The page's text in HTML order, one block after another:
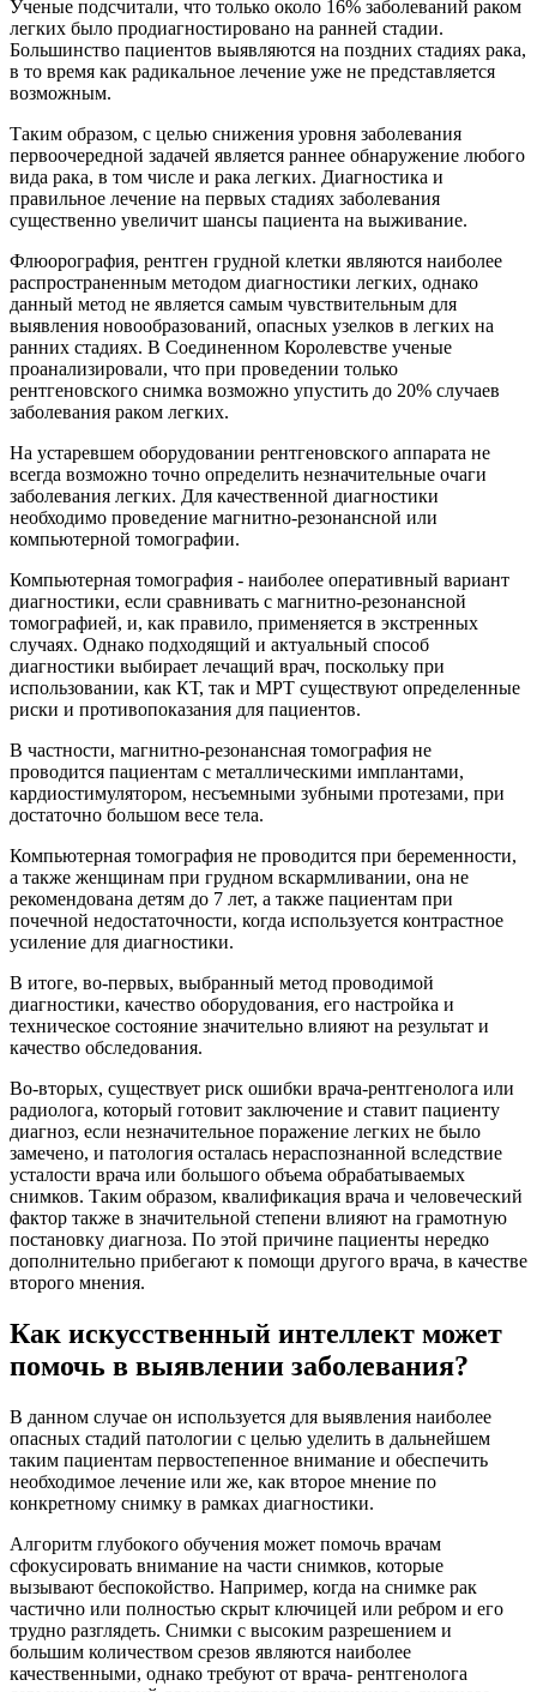
Ученые подсчитали, что только около 16% заболеваний раком
легких было продиагностировано на ранней стадии.
Большинство пациентов выявляются на поздних стадиях рака,
в то время как радикальное лечение уже не представляется
возможным.
Таким образом, с целью снижения уровня заболевания
первоочередной задачей является раннее обнаружение любого
вида рака, в том числе и рака легких. Диагностика и
правильное лечение на первых стадиях заболевания
существенно увеличит шансы пациента на выживание.
Флюорография, рентген грудной клетки являются наиболее
распространенным методом диагностики легких, однако
данный метод не является самым чувствительным для
выявления новообразований, опасных узелков в легких на
ранних стадиях. В Соединенном Королевстве ученые
проанализировали, что при проведении только
рентгеновского снимка возможно упустить до 20% случаев
заболевания раком легких.
На устаревшем оборудовании рентгеновского аппарата не
всегда возможно точно определить незначительные очаги
заболевания легких. Для качественной диагностики
необходимо проведение магнитно-резонансной или
компьютерной томографии.
Компьютерная томография - наиболее оперативный вариант
диагностики, если сравнивать с магнитно-резонансной
томографией, и, как правило, применяется в экстренных
случаях. Однако подходящий и актуальный способ
диагностики выбирает лечащий врач, поскольку при
использовании, как КТ, так и МРТ существуют определенные
риски и противопоказания для пациентов.
В частности, магнитно-резонансная томография не
проводится пациентам с металлическими имплантами,
кардиостимулятором, несъемными зубными протезами, при
достаточно большом весе тела.
Компьютерная томография не проводится при беременности,
а также женщинам при грудном вскармливании, она не
рекомендована детям до 7 лет, а также пациентам при
почечной недостаточности, когда используется контрастное
усиление для диагностики.
В итоге, во-первых, выбранный метод проводимой
диагностики, качество оборудования, его настройка и
техническое состояние значительно влияют на результат и
качество обследования.
Во-вторых, существует риск ошибки врача-рентгенолога или
радиолога, который готовит заключение и ставит пациенту
диагноз, если незначительное поражение легких не было
замечено, и патология осталась нераспознанной вследствие
усталости врача или большого объема обрабатываемых
снимков. Таким образом, квалификация врача и человеческий
фактор также в значительной степени влияют на грамотную
постановку диагноза. По этой причине пациенты нередко
дополнительно прибегают к помощи другого врача, в качестве
второго мнения.
Как искусственный интеллект может
помочь в выявлении заболевания?
В данном случае он используется для выявления наиболее
опасных стадий патологии с целью уделить в дальнейшем
таким пациентам первостепенное внимание и обеспечить
необходимое лечение или же, как второе мнение по
конкретному снимку в рамках диагностики.
Алгоритм глубокого обучения может помочь врачам
сфокусировать внимание на части снимков, которые
вызывают беспокойство. Например, когда на снимке рак
частично или полностью скрыт ключицей или ребром и его
трудно разглядеть. Снимки с высоким разрешением и
большим количеством срезов являются наиболее
качественными, однако требуют от врача- рентгенолога